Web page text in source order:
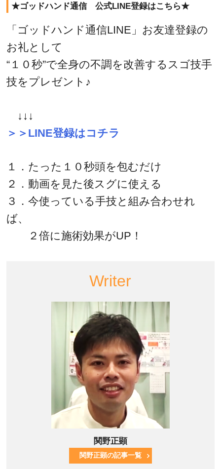
★ゴッドハンド通信 公式LINE登録はこちら★
「ゴッドハンド通信LINE」お友達登録の
お礼として
“１０秒”で全身の不調を改善するスゴ技手
技をプレゼント♪
↓↓↓
＞＞LINE登録はコチラ
１．たった１０秒頭を包むだけ
２．動画を見た後スグに使える
３．今使っている手技と組み合わせれ
ば、
２倍に施術効果がUP！
Writer
関野正顕
関野正顕の記事一覧